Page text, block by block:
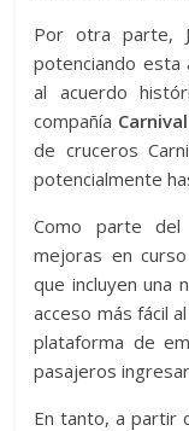
Por otra parte,
potenciando esta
al acuerdo
compañía
de cruceros
potencialmente
Como parte
mejoras en
que incluyen una
acceso más fácil
plataforma de
pasajeros
En tanto, a partir